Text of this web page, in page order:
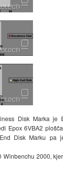
Disk Marka je
Epox 6VBA2
Disk Marku pa
2000,